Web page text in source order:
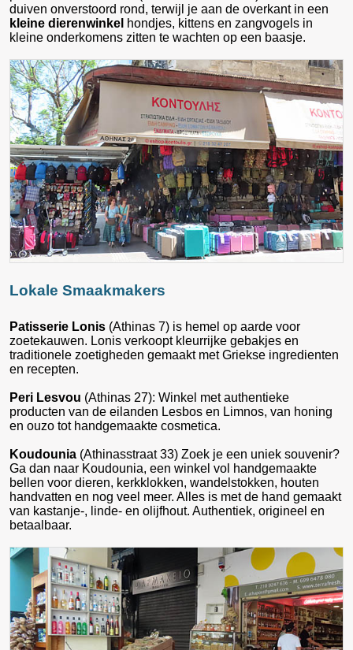
duiven onverstoord rond, terwijl je aan de overkant in een
kleine dierenwinkel hondjes, kittens en zangvogels in
kleine onderkomens zitten te wachten op een baasje.
Lokale Smaakmakers
Patisserie Lonis (Athinas 7) is hemel op aarde voor
zoetekauwen. Lonis verkoopt kleurrijke gebakjes en
traditionele zoetigheden gemaakt met Griekse ingredienten
en recepten.
Peri Lesvou (Athinas 27): Winkel met authentieke
producten van de eilanden Lesbos en Limnos, van honing
en ouzo tot handgemaakte cosmetica.
Koudounia (Athinasstraat 33) Zoek je een uniek souvenir?
Ga dan naar Koudounia, een winkel vol handgemaakte
bellen voor dieren, kerkklokken, wandelstokken, houten
handvatten en nog veel meer. Alles is met de hand gemaakt
van kastanje-, linde- en olijfhout. Authentiek, origineel en
betaalbaar.